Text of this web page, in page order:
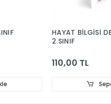
HAYAT BİLGİSİ
2.SINIF
110,00 TL